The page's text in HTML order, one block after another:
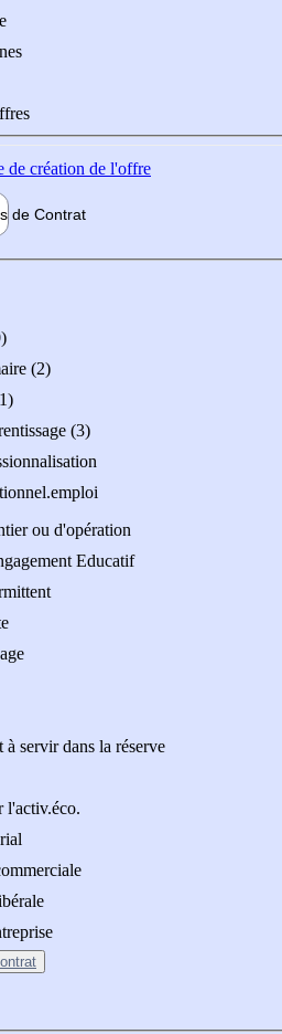
de création de l'offre
de Contrat
(2)
(3)
ou d'opération
Educatif
à servir dans la réserve
l'activ.éco.